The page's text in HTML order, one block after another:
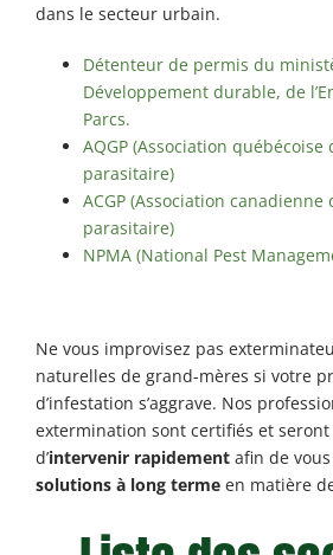
dans le secteur urbain.
Détenteur de permis du
Développement durable, de
Parcs.
AQGP (Association québécoise
parasitaire)
ACGP (Association canadienne
parasitaire)
NPMA (National Pest
Ne vous improvisez pas
naturelles de grand-mères si votre
d’infestation s’aggrave. Nos
extermination sont certifiés et
d’intervenir rapidement afin de vous
solutions à long terme en matière